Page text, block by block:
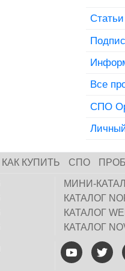
Все
СПО
КАК КУПИТЬ СПО
МИНИ-
КАТАЛОГ
КАТАЛОГ
КАТАЛОГ